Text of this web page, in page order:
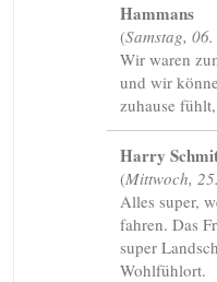
Hammans
(Samstag,
Wir waren
und wir
zuhause
Harry
(Mittwoch,
Alles super,
fahren. Das
super
Wohlfühlort.